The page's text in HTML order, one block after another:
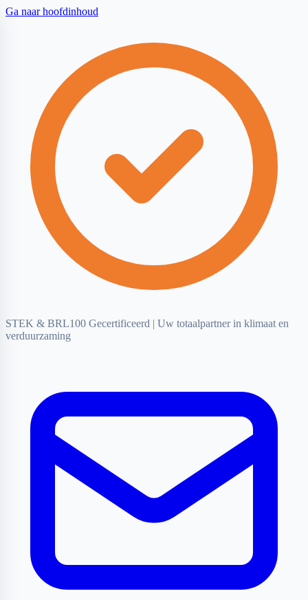
Ga naar hoofdinhoud
STEK & BRL100 Gecertificeerd | Uw totaalpartner in klimaat en
verduurzaming